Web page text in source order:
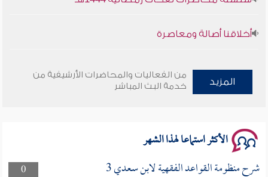
سلسلة محاضرات نفحات رمضانية 1444هـ
المزيد
من الفعاليات والمحاضرات الأرشيفية من
خدمة البث المباشر
الأكثر استماعا لهذا الشهر
0 شرح منظومة القواعد الفقهية لابن سعدي 3